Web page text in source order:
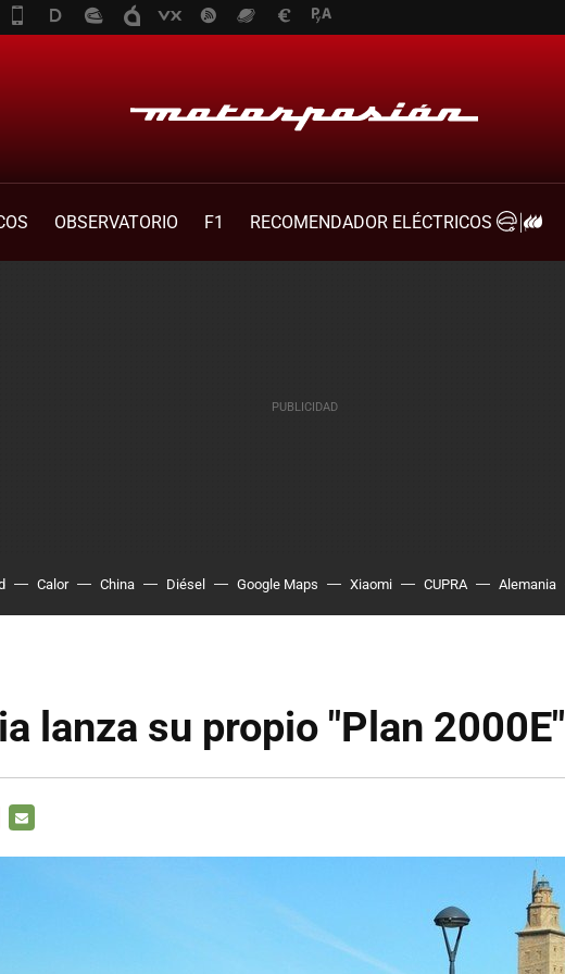
OBSERVATORIO F1
RECOMENDADOR ELÉCTRICOS
Calor China Diésel Google Maps Xiaomi CUPRA Alemania
lanza su propio "Plan 2000E"